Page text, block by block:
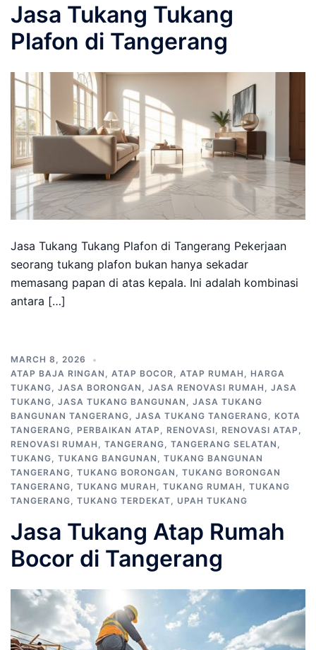
Jasa Tukang Tukang
Plafon di Tangerang
Jasa Tukang Tukang Plafon di Tangerang Pekerjaan
seorang tukang plafon bukan hanya sekadar
memasang papan di atas kepala. Ini adalah kombinasi
antara […]
MARCH 8, 2026
ATAP BAJA RINGAN , ATAP BOCOR, ATAP RUMAH , HARGA
TUKANG, JASA BORONGAN , JASA RENOVASI RUMAH , JASA
TUKANG, JASA TUKANG BANGUNAN , JASA TUKANG
BANGUNAN TANGERANG, JASA TUKANG TANGERANG, KOTA
TANGERANG, PERBAIKAN ATAP , RENOVASI, RENOVASI ATAP ,
RENOVASI RUMAH , TANGERANG, TANGERANG SELATAN ,
TUKANG, TUKANG BANGUNAN , TUKANG BANGUNAN
TANGERANG, TUKANG BORONGAN , TUKANG BORONGAN
TANGERANG, TUKANG MURAH , TUKANG RUMAH , TUKANG
TANGERANG, TUKANG TERDEKAT, UPAH TUKANG
Jasa Tukang Atap Rumah
Bocor di Tangerang